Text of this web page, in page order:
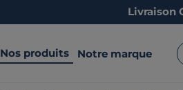
Livraison
Nos produits Notre marque